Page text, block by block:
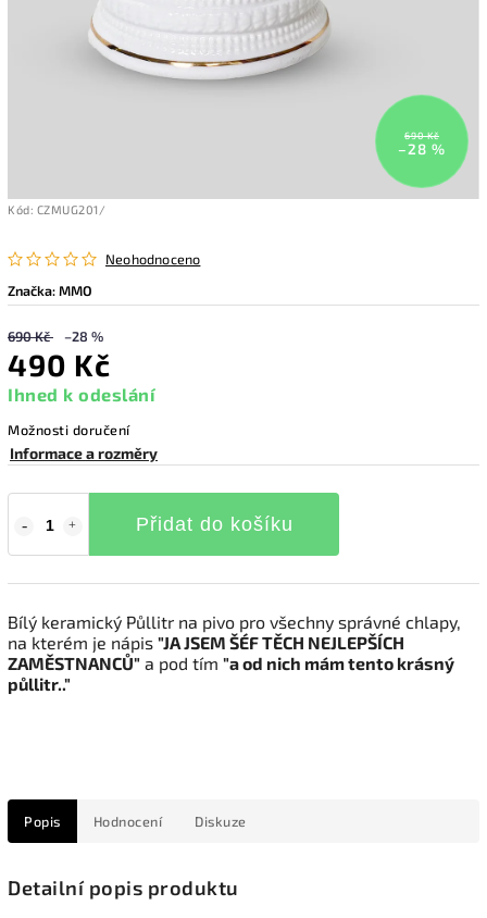
690 Kč
–28 %
Kód: CZMUG201/
Neohodnoceno
Značka:MMO
690 Kč –28 %
490 Kč
Ihned k odeslání
Možnosti doručení
Informace a rozměry
Přidat do košíku
Bílý keramický Půllitr na pivo pro všechny správné chlapy,
na kterém je nápis "JA JSEM ŠÉF TĚCH NEJLEPŠÍCH
ZAMĚSTNANCŮ" a pod tím "a od nich mám tento krásný
půllitr.."
Popis Hodnocení Diskuze
Detailní popis produktu